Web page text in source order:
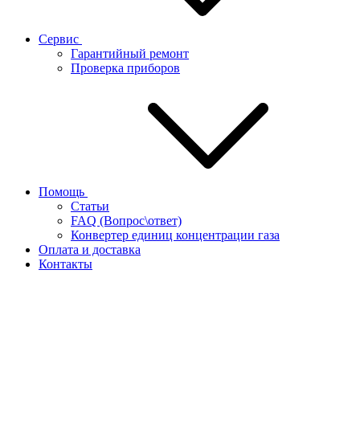
Сервис
Гарантийный ремонт
Проверка приборов
Помощь
Статьи
FAQ (Вопрос\ответ)
Конвертер единиц концентрации газа
Оплата и доставка
Контакты